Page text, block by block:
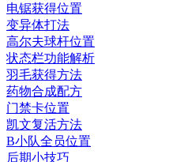
电锯获得位置
变异体打法
高尔夫球杆位置
状态栏功能解析
羽毛获得方法
药物合成配方
门禁卡位置
凯文复活方法
B小队全员位置
后期小技巧